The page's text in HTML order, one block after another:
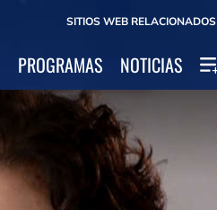
SITIOS WEB RELACIONADOS
PROGRAMAS NOTICIAS